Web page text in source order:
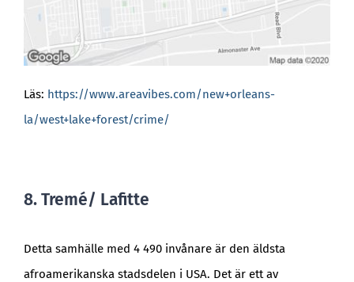
Läs: https://www.areavibes.com/new+orleans-
la/west+lake+forest/crime/
8. Tremé/ Lafitte
Detta samhälle med 4 490 invånare är den äldsta
afroamerikanska stadsdelen i USA. Det är ett av